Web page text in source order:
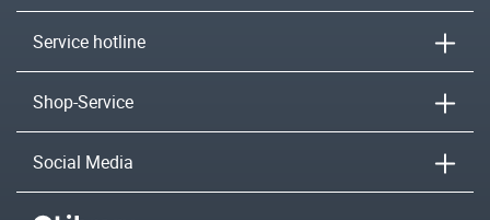
Service hotline
Shop-Service
Social Media